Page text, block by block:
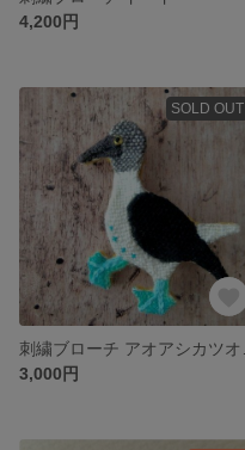
4,200円
SOLD OUT
3,000円